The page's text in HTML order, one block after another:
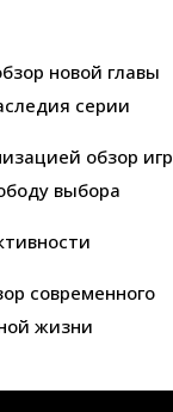
новой главы
серии
обзор игр
выбора
современного
жизни